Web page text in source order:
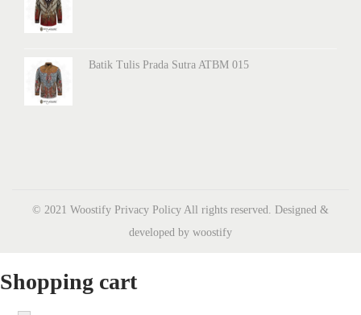
Batik Tulis Prada Sutra ATBM 015
© 2021 Woostify Privacy Policy All rights reserved. Designed &
developed by woostify
Shopping cart